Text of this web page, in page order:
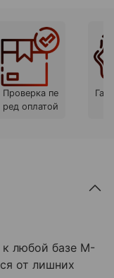
Проверка пе
ред оплатой
любой базе M-
от лишних